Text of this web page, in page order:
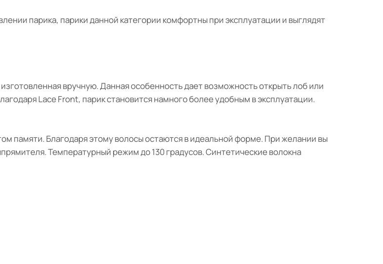
парика, парики данной категории комфортны при эксплуатации и выглядят
вручную. Данная особенность дает возможность открыть лоб или
Lace Front, парик становится намного более удобным в эксплуатации.
памяти. Благодаря этому волосы остаются в идеальной форме. При желании вы
Температурный режим до 130 градусов. Синтетические волокна